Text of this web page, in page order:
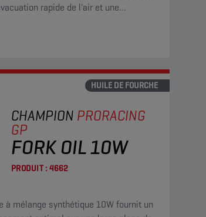
rapide de l'air et une
et antiusure.
HUILE DE FOURCHE
CHAMPION PRORACING
GP
FORK OIL 10W
PRODUIT : 4662
à mélange synthétique 10W fournit un